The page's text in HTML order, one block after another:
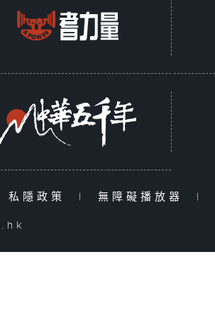
私隱政策 | 無障礙播放器 |